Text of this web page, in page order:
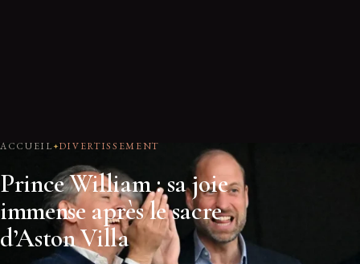
ACCUEIL DIVERTISSEMENT
Prince William : sa joie
immense après le sacre
d’Aston Villa